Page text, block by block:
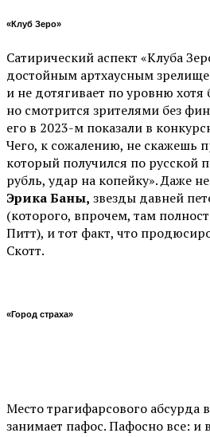
«Клуб Зеро»
Сатирический аспект «Клуба
достойным артхаусным
и не дотягивает по уровню
но смотрится зрителями без
его в 2023-м показали в
Чего, к сожалению, не скажешь
который получился по русской
рубль, удар на копейку». Даже
Эрика Баны, звезды давней
(которого, впрочем, там
Питт), и тот факт, что
Скотт.
«Город страха»
Место трагифарсового абсурда
занимает пафос. Пафосно все: и